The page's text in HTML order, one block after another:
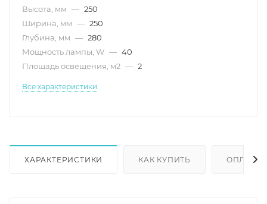
Высота, мм — 250
Ширина, мм — 250
Глубина, мм — 280
Мощность лампы, W — 40
Площадь освещения, м2 — 2
Все характеристики
ХАРАКТЕРИСТИКИ КАК КУПИТЬ ОПЛАТА